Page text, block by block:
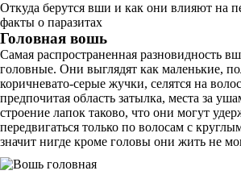
Откуда берутся вши и как они влияют на
факты о паразитах
Головная вошь
Самая распространенная разновидность
головные. Они выглядят как маленькие,
коричневато-серые жучки, селятся на
предпочитая область затылка, места за
строение лапок таково, что они могут
передвигаться только по волосам с
значит нигде кроме головы они жить не